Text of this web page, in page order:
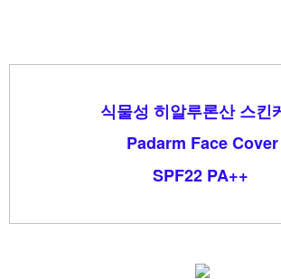
식물성 히알루론산 스킨
Padarm Face Cover
SPF22 PA++